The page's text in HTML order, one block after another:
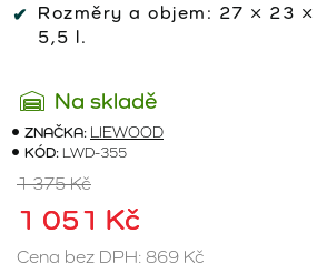
Rozměry a objem: 27 × 23 ×
5,5 l.
Na skladě
ZNAČKA: LIEWOOD
KÓD: LWD-355
1 051 Kč
1 375 Kč
Cena bez DPH: 869 Kč